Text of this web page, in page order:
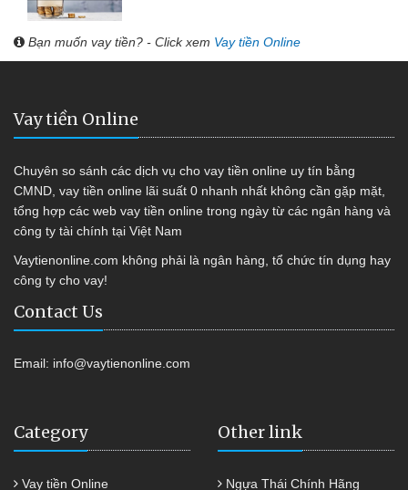
Bạn muốn vay tiền? - Click xem Vay tiền Online
Vay tiền Online
Chuyên so sánh các dịch vụ cho vay tiền online uy tín bằng
CMND, vay tiền online lãi suất 0 nhanh nhất không cần gặp mặt,
tổng hợp các web vay tiền online trong ngày từ các ngân hàng và
công ty tài chính tại Việt Nam
Vaytienonline.com không phải là ngân hàng, tổ chức tín dụng hay
công ty cho vay!
Contact Us
Email: info@vaytienonline.com
Category
Vay tiền Online
Other link
Ngựa Thái Chính Hãng